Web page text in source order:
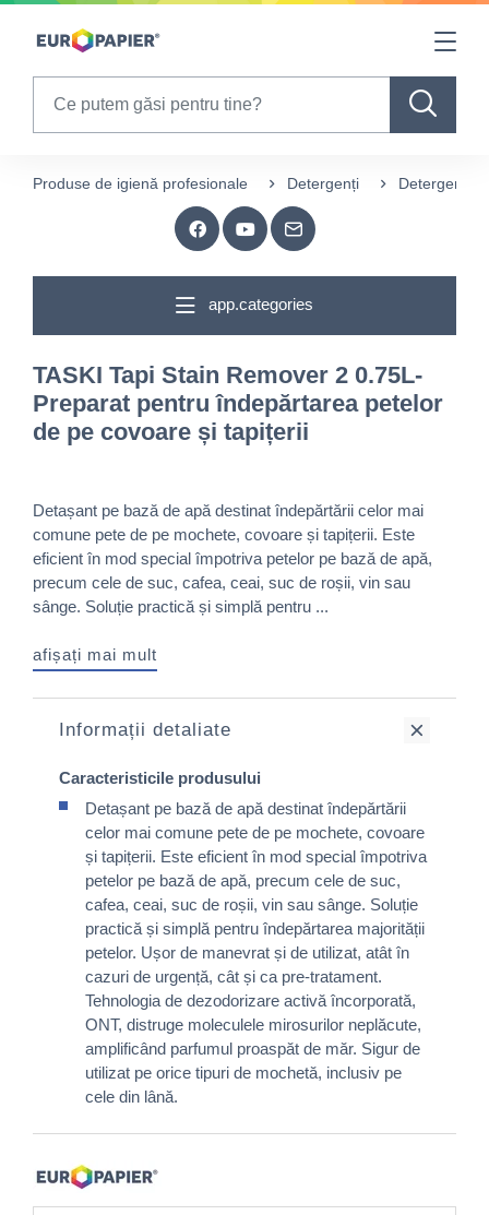
Table Of Content
Produse de igienă profesionale Detergenți Detergenți
app.categories
TASKI Tapi Stain Remover 2 0.75L-
Preparat pentru îndepărtarea petelor
de pe covoare și tapițerii
Detașant pe bază de apă destinat îndepărtării celor mai
comune pete de pe mochete, covoare și tapițerii. Este
eficient în mod special împotriva petelor pe bază de apă,
precum cele de suc, cafea, ceai, suc de roșii, vin sau
sânge. Soluție practică și simplă pentru ...
afișați mai mult
Informații detaliate
Caracteristicile produsului
Detașant pe bază de apă destinat îndepărtării
celor mai comune pete de pe mochete, covoare
și tapițerii. Este eficient în mod special împotriva
petelor pe bază de apă, precum cele de suc,
cafea, ceai, suc de roșii, vin sau sânge. Soluție
practică și simplă pentru îndepărtarea majorității
petelor. Ușor de manevrat și de utilizat, atât în
cazuri de urgență, cât și ca pre-tratament.
Tehnologia de dezodorizare activă încorporată,
ONT, distruge moleculele mirosurilor neplăcute,
amplificând parfumul proaspăt de măr. Sigur de
utilizat pe orice tipuri de mochetă, inclusiv pe
cele din lână.